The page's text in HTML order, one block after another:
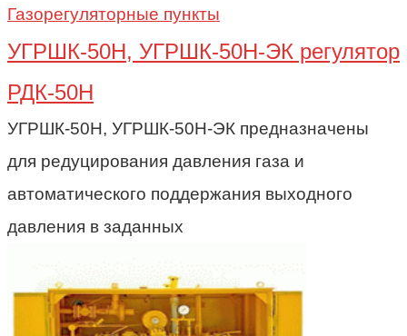
Газорегуляторные пункты
УГРШК-50Н, УГРШК-50Н-ЭК регулятор
РДК-50Н
УГРШК-50Н, УГРШК-50Н-ЭК предназначены
для редуцирования давления газа и
автоматического поддержания выходного
давления в заданных